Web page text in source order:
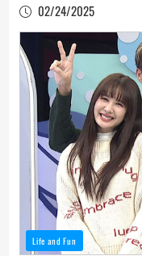
02/24/2025
Life and Fun